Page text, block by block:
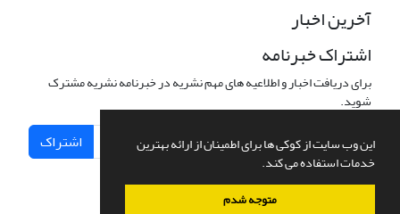
این وب سایت از کوکی ها برای اطمینان از ارائه بهترین
خدمات استفاده می کند.
متوجه شدم
آخرین اخبار
اشتراک خبرنامه
برای دریافت اخبار و اطلاعیه های مهم نشریه در خبرنامه نشریه مشترک
شوید.
اشتراک